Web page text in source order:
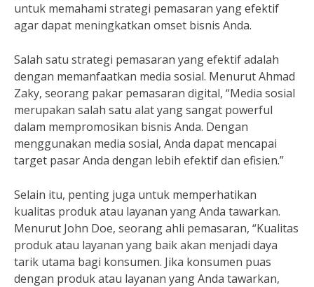
untuk memahami strategi pemasaran yang efektif
agar dapat meningkatkan omset bisnis Anda.
Salah satu strategi pemasaran yang efektif adalah
dengan memanfaatkan media sosial. Menurut Ahmad
Zaky, seorang pakar pemasaran digital, “Media sosial
merupakan salah satu alat yang sangat powerful
dalam mempromosikan bisnis Anda. Dengan
menggunakan media sosial, Anda dapat mencapai
target pasar Anda dengan lebih efektif dan efisien.”
Selain itu, penting juga untuk memperhatikan
kualitas produk atau layanan yang Anda tawarkan.
Menurut John Doe, seorang ahli pemasaran, “Kualitas
produk atau layanan yang baik akan menjadi daya
tarik utama bagi konsumen. Jika konsumen puas
dengan produk atau layanan yang Anda tawarkan,